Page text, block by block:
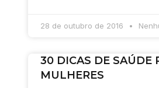
28 de outubro de 2016
30 DICAS DE SAÚDE
MULHERES